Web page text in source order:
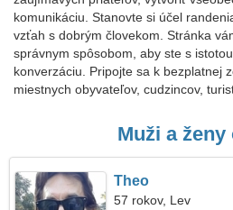
komunikáciu. Stanovte si účel
vzťah s dobrým človekom. Stránka
správnym spôsobom, aby ste s
konverzáciu. Pripojte sa k bezplatnej
miestnych obyvateľov, cudzincov,
Muži a ženy
Theo
57 rokov, Lev